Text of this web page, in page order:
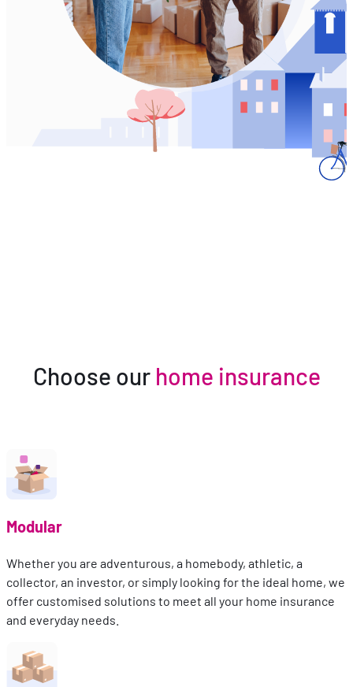
Choose our home insurance
Modular
Whether you are adventurous, a homebody, athletic, a
collector, an investor, or simply looking for the ideal home, we
offer customised solutions to meet all your home insurance
and everyday needs.